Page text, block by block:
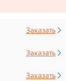
Заказать
Заказать
Заказать